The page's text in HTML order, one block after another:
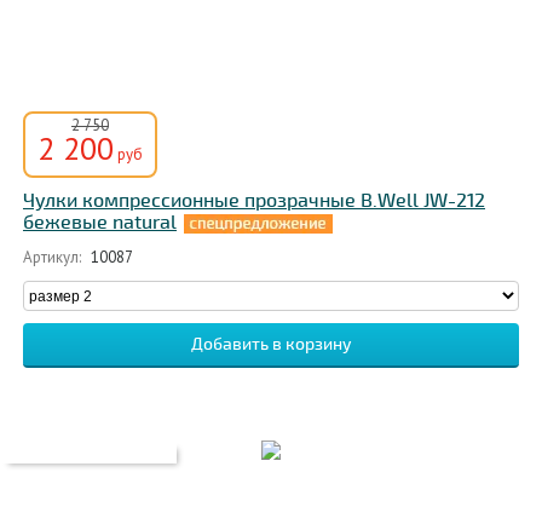
2 750
2 200 руб
Чулки компрессионные прозрачные B.Well JW-212
бежевые natural
Артикул: 10087